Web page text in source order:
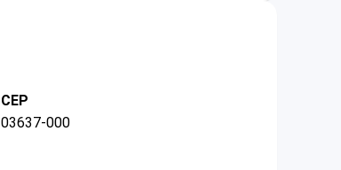
CEP
03637-000